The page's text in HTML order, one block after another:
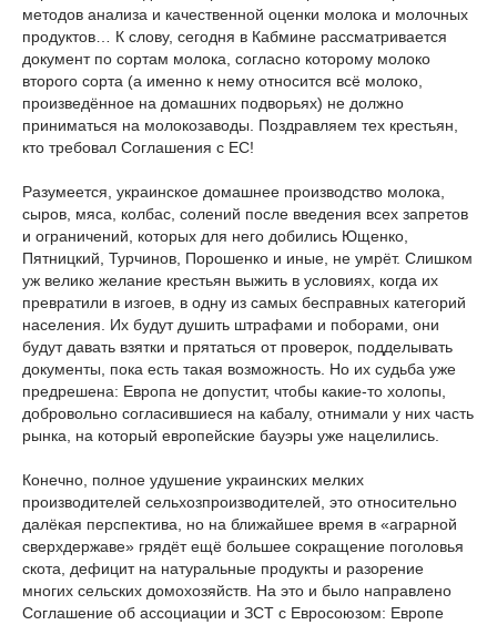
методов анализа и качественной оценки молока и молочных
продуктов… К слову, сегодня в Кабмине рассматривается
документ по сортам молока, согласно которому молоко
второго сорта (а именно к нему относится всё молоко,
произведённое на домашних подворьях) не должно
приниматься на молокозаводы. Поздравляем тех крестьян,
кто требовал Соглашения с ЕС!
Разумеется, украинское домашнее производство молока,
сыров, мяса, колбас, солений после введения всех запретов
и ограничений, которых для него добились Ющенко,
Пятницкий, Турчинов, Порошенко и иные, не умрёт. Слишком
уж велико желание крестьян выжить в условиях, когда их
превратили в изгоев, в одну из самых бесправных категорий
населения. Их будут душить штрафами и поборами, они
будут давать взятки и прятаться от проверок, подделывать
документы, пока есть такая возможность. Но их судьба уже
предрешена: Европа не допустит, чтобы какие-то холопы,
добровольно согласившиеся на кабалу, отнимали у них часть
рынка, на который европейские бауэры уже нацелились.
Конечно, полное удушение украинских мелких
производителей сельхозпроизводителей, это относительно
далёкая перспектива, но на ближайшее время в «аграрной
сверхдержаве» грядёт ещё большее сокращение поголовья
скота, дефицит на натуральные продукты и разорение
многих сельских домохозяйств. На это и было направлено
Соглашение об ассоциации и ЗСТ с Евросоюзом: Европе